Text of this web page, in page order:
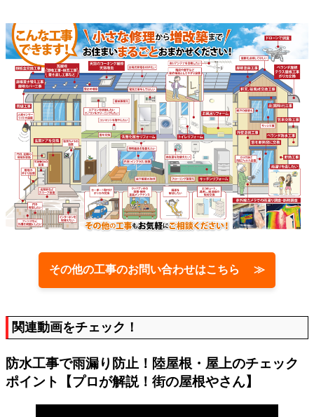
その他の工事のお問い合わせはこちら ≫
関連動画をチェック！
防水工事で雨漏り防止！陸屋根・屋上のチェック
ポイント【プロが解説！街の屋根やさん】